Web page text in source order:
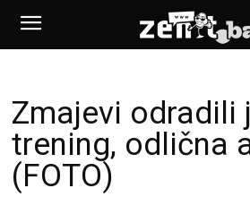
Zmajevi odradili
trening, odlična
(FOTO)